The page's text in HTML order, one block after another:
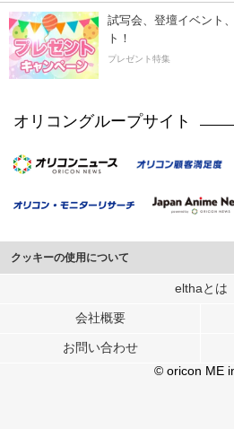
試写会、登壇イベント
ト！
プレゼント特集
オリコングループサイト
クッキーの使用について
このサイトでは Cookie を使用して、ユーザ
行っています。
メディアや広告配信、データ解析の各パート
各パートナーは、この情報とユーザーが各パ
ユーザーが各パートナーのサービスを使用し
elthaとは
会社概要
お問い合わせ
© oricon ME